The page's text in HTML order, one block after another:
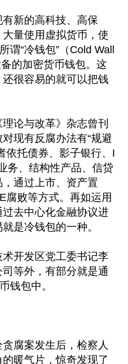
新的高科技、高保
量使用虚拟货币，使
谓“冷钱包”（Cold Wall
的加密货币钱包。这
很容易的就可以把钱
论与改革》杂志曾刊
现有反腐办法有“规避
依托债券、影子银行、I
务、结构性产品、信贷
通过上市、资产置
腐败等方式。再如运用
去中心化金融协议进
是冷钱包的一种。
开发区党工委书记李
等外，有部分就是通
钱包中。
腐案发生后，检察人
暖气片，惊奇发现了